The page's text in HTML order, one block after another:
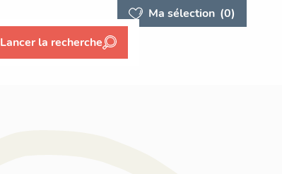
Ma sélection (0)
Lancer la recherche